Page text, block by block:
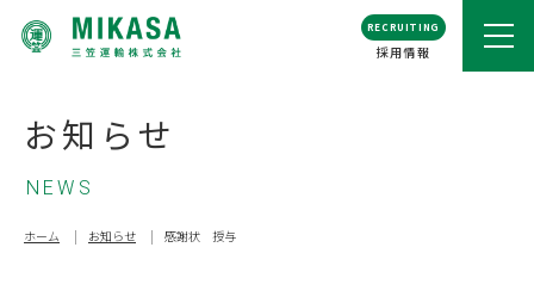
RECRUITING
採用情報
お知らせ
NEWS
ホーム お知らせ 感謝状 授与